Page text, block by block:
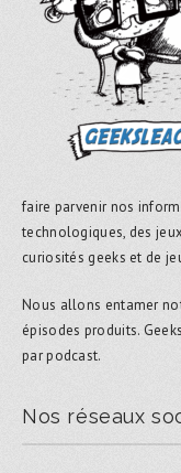
faire parvenir nos
technologiques, des
curiosités geeks et de
Nous allons entamer
épisodes produits.
par podcast.
Nos réseaux